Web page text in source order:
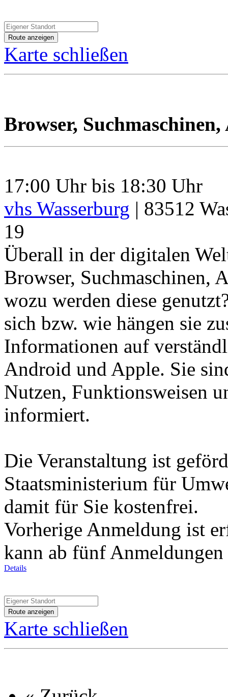
Karte schließen
Browser,
17:00 Uhr bis 18:30 Uhr
vhs Wasserburg | 83512
19
Überall in der digitalen
Browser, Suchmaschinen,
wozu werden diese
sich bzw. wie hängen sie
Informationen auf
Android und Apple. Sie
Nutzen, Funktionsweisen
informiert.
Die Veranstaltung ist
Staatsministerium für
damit für Sie kostenfrei.
Vorherige Anmeldung ist
kann ab fünf
Details
Karte schließen